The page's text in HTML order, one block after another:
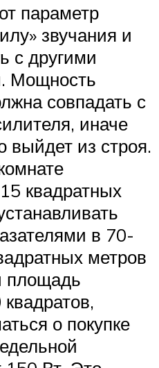
параметр
звучания и
с другими
Мощность
совпадать с
иначе
выйдет из строя.
квадратных
в 70-
метров
площадь
о покупке